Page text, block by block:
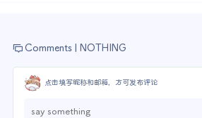
Comments | NOTHING
点击填写昵称和邮箱，方可发布评论